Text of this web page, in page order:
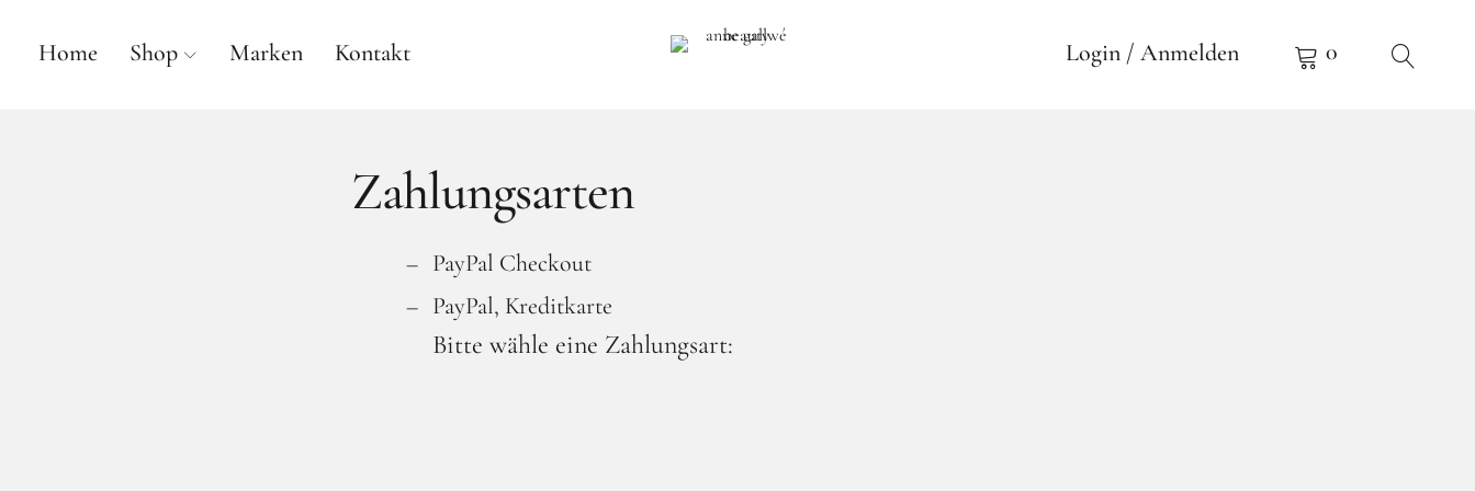
Home Shop Marken Kontakt Login / Anmelden 0
Zahlungsarten
PayPal Checkout
PayPal, Kreditkarte
Bitte wähle eine Zahlungsart: